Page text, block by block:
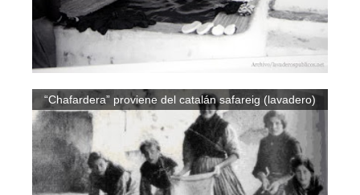
“Chafardera” proviene del catalán safareig (lavadero)